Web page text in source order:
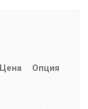
Цена Опция